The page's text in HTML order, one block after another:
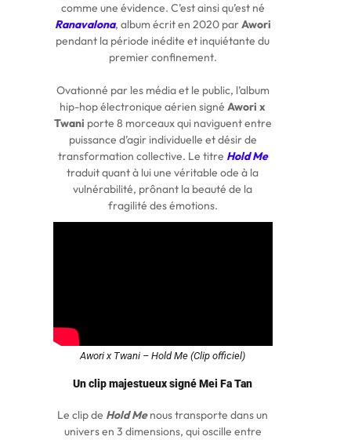
comme une évidence. C’est ainsi qu’est né
Ranavalona, album écrit en 2020 parAwori
pendant la période inédite et inquiétante du
premier confinement.
Ovationné par les média et le public, l’album
hip-hop électronique aérien signéAwori x
Twani porte 8 morceaux qui naviguent entre
puissance d’agir individuelle et désir de
transformation collective. Le titre Hold Me
traduit quant à lui une véritable ode à la
vulnérabilité, prônant la beauté de la
fragilité des émotions.
Awori x Twani – Hold Me (Clip officiel)
Un clip majestueux signé Mei Fa Tan
Le clip de Hold Menous transporte dans un
univers en 3 dimensions, qui oscille entre